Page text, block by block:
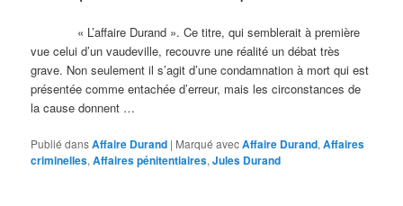
« L’affaire Durand ». Ce titre, qui semblerait à première
vue celui d’un vaudeville, recouvre une réalité un débat très
grave. Non seulement il s’agit d’une condamnation à mort qui est
présentée comme entachée d’erreur, mais les circonstances de
la cause donnent …
Publié dansAffaire Durand | Marqué avecAffaire Durand,Affaires
criminelles,Affaires pénitentiaires,Jules Durand